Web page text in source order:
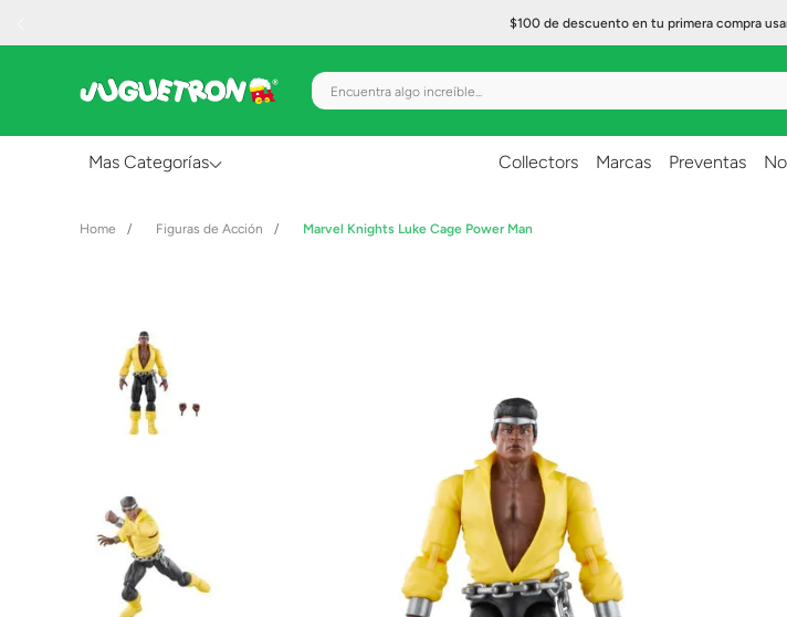
$100 de descuento en tu primera compra
Encuentra algo increíble...
Mas Categorías
Creatividad y Arte
Figuras de Acción
Gadgets y Electrónicos
Lanzadores
Muñecas
Construcción
Collectors Marcas Preventas
Figuras de Acción Marvel Knights Luke Cage Power Man